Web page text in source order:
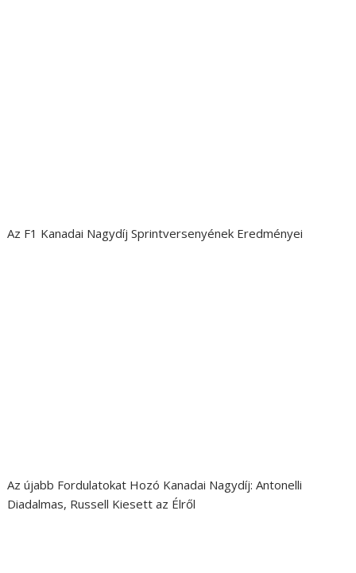
Az F1 Kanadai Nagydíj Sprintversenyének Eredményei
Az újabb Fordulatokat Hozó Kanadai Nagydíj: Antonelli
Diadalmas, Russell Kiesett az Élről